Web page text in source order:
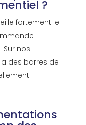
?
fortement le
Sur nos
a des barres de